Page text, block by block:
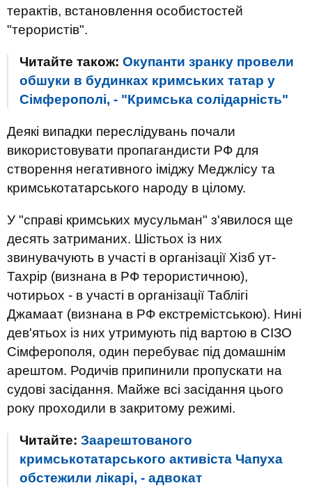
терактів, встановлення особистостей
"терористів".
Читайте також: Окупанти зранку провели
обшуки в будинках кримських татар у
Сімферополі, - "Кримська солідарність"
Деякі випадки переслідувань почали
використовувати пропагандисти РФ для
створення негативного іміджу Меджлісу та
кримськотатарського народу в цілому.
У "справі кримських мусульман" з'явилося ще
десять затриманих. Шістьох із них
звинувачують в участі в організації Хізб ут-
Тахрір (визнана в РФ терористичною),
чотирьох - в участі в організації Таблігі
Джамаат (визнана в РФ екстремістською). Нині
дев'ятьох із них утримують під вартою в СІЗО
Сімферополя, один перебуває під домашнім
арештом. Родичів припинили пропускати на
судові засідання. Майже всі засідання цього
року проходили в закритому режимі.
Читайте: Заарештованого
кримськотатарського активіста Чапуха
обстежили лікарі, - адвокат